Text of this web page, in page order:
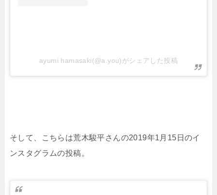
ayumi hamasaki(@a.you)がシェアした投稿
そして、こちらは荒木駿平さんの2019年1月15日のイ
ンスタグラムの投稿。